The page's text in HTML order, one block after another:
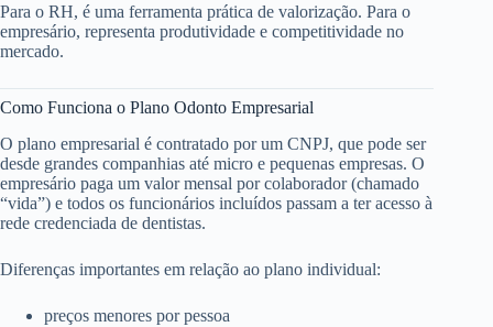
Para o RH, é uma ferramenta prática de valorização. Para o
empresário, representa produtividade e competitividade no
mercado.
Como Funciona o Plano Odonto Empresarial
O plano empresarial é contratado por um CNPJ, que pode ser
desde grandes companhias até micro e pequenas empresas. O
empresário paga um valor mensal por colaborador (chamado
“vida”) e todos os funcionários incluídos passam a ter acesso à
rede credenciada de dentistas.
Diferenças importantes em relação ao plano individual:
preços menores por pessoa